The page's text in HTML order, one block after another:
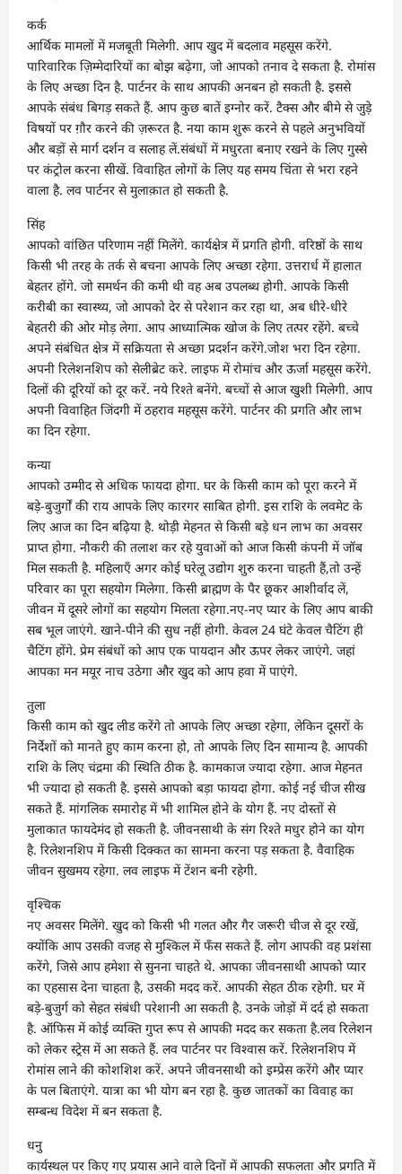
कर्क
आर्थिक मामलों में मजबूती मिलेगी. आप खुद में बदलाव महसूस करेंगे.
पारिवारिक ज़िम्मेदारियों का बोझ बढ़ेगा, जो आपको तनाव दे सकता है. रोमांस
के लिए अच्छा दिन है. पार्टनर के साथ आपकी अनबन हो सकती है. इससे
आपके संबंध बिगड़ सकते हैं. आप कुछ बातें इग्नोर करें. टैक्स और बीमे से जुड़े
विषयों पर ग़ौर करने की ज़रूरत है. नया काम शुरू करने से पहले अनुभवियों
और बड़ों से मार्ग दर्शन व सलाह लें.संबंधों में मधुरता बनाए रखने के लिए गुस्से
पर कंट्रोल करना सीखें. विवाहित लोगों के लिए यह समय चिंता से भरा रहने
वाला है. लव पार्टनर से मुलाक़ात हो सकती है.
सिंह
आपको वांछित परिणाम नहीं मिलेंगे. कार्यक्षेत्र में प्रगति होगी. वरिष्ठों के साथ
किसी भी तरह के तर्क से बचना आपके लिए अच्छा रहेगा. उत्तरार्ध में हालात
बेहतर होंगे. जो समर्थन की कमी थी वह अब उपलब्ध होगी. आपके किसी
करीबी का स्वास्थ्य, जो आपको देर से परेशान कर रहा था, अब धीरे-धीरे
बेहतरी की ओर मोड़ लेगा. आप आध्यात्मिक खोज के लिए तत्पर रहेंगे. बच्चे
अपने संबंधित क्षेत्र में सक्रियता से अच्छा प्रदर्शन करेंगे.जोश भरा दिन रहेगा.
अपनी रिलेशनशिप को सेलीब्रेट करे. लाइफ में रोमांच और ऊर्जा महसूस करेंगे.
दिलों की दूरियों को दूर करें. नये रिश्ते बनेंगे. बच्चों से आज खुशी मिलेगी. आप
अपनी विवाहित जिंदगी में ठहराव महसूस करेंगे. पार्टनर की प्रगति और लाभ
का दिन रहेगा.
कन्या
आपको उम्मीद से अधिक फायदा होगा. घर के किसी काम को पूरा करने में
बड़े-बुजुर्गों की राय आपके लिए कारगर साबित होगी. इस राशि के लवमेट के
लिए आज का दिन बढ़िया है. थोड़ी मेहनत से किसी बड़े धन लाभ का अवसर
प्राप्त होगा. नौकरी की तलाश कर रहे युवाओं को आज किसी कंपनी में जॉब
मिल सकती है. महिलाएँ अगर कोई घरेलू उद्योग शुरु करना चाहती हैं,तो उन्हें
परिवार का पूरा सहयोग मिलेगा. किसी ब्राह्मण के पैर छूकर आशीर्वाद लें,
जीवन में दूसरे लोगों का सहयोग मिलता रहेगा.नए-नए प्यार के लिए आप बाकी
सब भूल जाएंगे. खाने-पीने की सुध नहीं होगी. केवल 24 घंटे केवल चैटिंग ही
चैटिंग होंगे. प्रेम संबंधों को आप एक पायदान और ऊपर लेकर जाएंगे. जहां
आपका मन मयूर नाच उठेगा और खुद को आप हवा में पाएंगे.
तुला
किसी काम को खुद लीड करेंगे तो आपके लिए अच्छा रहेगा, लेकिन दूसरों के
निर्देशों को मानते हुए काम करना हो, तो आपके लिए दिन सामान्य है. आपकी
राशि के लिए चंद्रमा की स्थिति ठीक है. कामकाज ज्यादा रहेगा. आज मेहनत
भी ज्यादा हो सकती है. इससे आपको बड़ा फायदा होगा. कोई नई चीज सीख
सकते हैं. मांगलिक समारोह में भी शामिल होने के योग हैं. नए दोस्तों से
मुलाकात फायदेमंद हो सकती है. जीवनसाथी के संग रिश्ते मधुर होने का योग
है. रिलेशनशिप में किसी दिक्कत का सामना करना पड़ सकता है. वैवाहिक
जीवन सुखमय रहेगा. लव लाइफ में टेंशन बनी रहेगी.
वृश्चिक
नए अवसर मिलेंगे. खुद को किसी भी गलत और गैर जरूरी चीज से दूर रखें,
क्योंकि आप उसकी वजह से मुश्किल में फँस सकते हैं. लोग आपकी वह प्रशंसा
करेंगे, जिसे आप हमेशा से सुनना चाहते थे. आपका जीवनसाथी आपको प्यार
का एहसास देना चाहता है, उसकी मदद करें. आपकी सेहत ठीक रहेगी. घर में
बड़े-बुजुर्ग को सेहत संबंधी परेशानी आ सकती है. उनके जोड़ों में दर्द हो सकता
है. ऑफिस में कोई व्यक्ति गुप्त रूप से आपकी मदद कर सकता है.लव रिलेशन
को लेकर स्ट्रेस में आ सकते हैं. लव पार्टनर पर विश्वास करें. रिलेशनशिप में
रोमांस लाने की कोशशिश करें. अपने जीवनसाथी को इम्प्रेस करेंगे और प्यार
के पल बिताएंगे. यात्रा का भी योग बन रहा है. कुछ जातकों का विवाह का
सम्बन्ध विदेश में बन सकता है.
धनु
कार्यस्थल पर किए गए प्रयास आने वाले दिनों में आपकी सफलता और प्रगति में